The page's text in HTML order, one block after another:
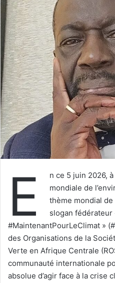
E
n ce 5 juin 2026,
mondiale de
thème mondial de
slogan fédérateur
#MaintenantPourLeClimat »
des Organisations de la
Verte en Afrique Centrale
communauté internationale
absolue d’agir face à la crise